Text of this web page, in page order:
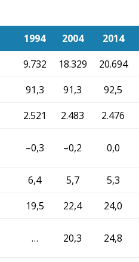
1994 2004 2014
9.732 18.329 20.694
91,3 91,3 92,5
2.521 2.483 2.476
–0,3 –0,2 0,0
6,4 5,7 5,3
19,5 22,4 24,0
… 20,3 24,8